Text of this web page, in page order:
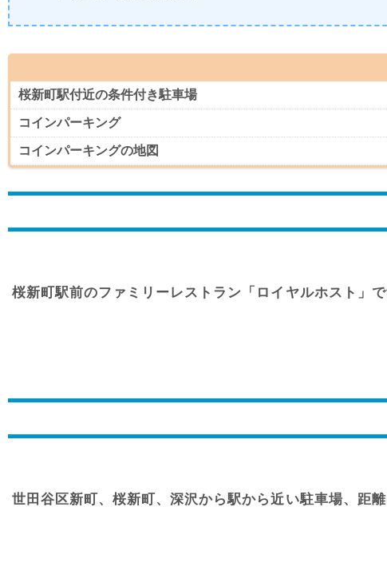
桜新町駅付近の条件付き駐車場
コインパーキング
コインパーキングの地図
桜新町駅前のファミリーレストラン「ロイヤルホスト」
世田谷区新町、桜新町、深沢から駅から近い駐車場、距